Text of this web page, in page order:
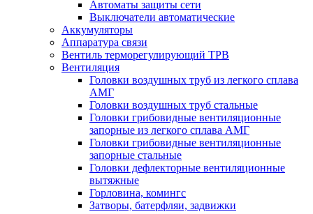
Автоматы защиты сети
Выключатели автоматические
Аккумуляторы
Аппаратура связи
Вентиль терморегулирующий ТРВ
Вентиляция
Головки воздушных труб из легкого сплава
АМГ
Головки воздушных труб стальные
Головки грибовидные вентиляционные
запорные из легкого сплава АМГ
Головки грибовидные вентиляционные
запорные стальные
Головки дефлекторные вентиляционные
вытяжные
Горловина, комингс
Затворы, батерфляи, задвижки